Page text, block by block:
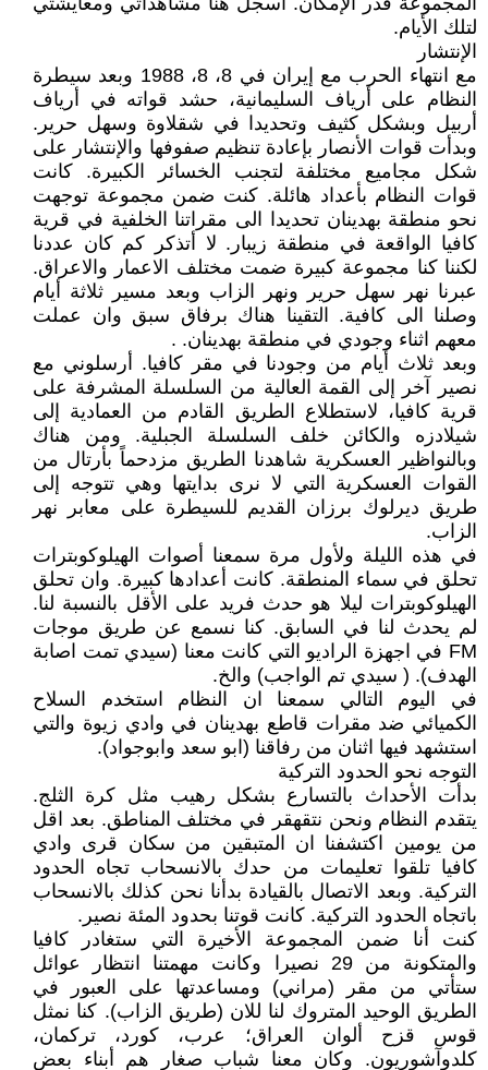
لتلك الأيام.
الإنتشار
مع انتهاء الحرب مع إيران في 8، 8، 1988 وبعد سيطرة
النظام على أرياف السليمانية، حشد قواته في أرياف
أربيل وبشكل كثيف وتحديدا في شقلاوة وسهل حرير.
وبدأت قوات الأنصار بإعادة تنظيم صفوفها والإنتشار على
شكل مجاميع مختلفة لتجنب الخسائر الكبيرة. كانت
قوات النظام بأعداد هائلة. كنت ضمن مجموعة توجهت
نحو منطقة بهدينان تحديدا الى مقراتنا الخلفية في قرية
كافيا الواقعة في منطقة زيبار. لا أتذكر كم كان عددنا
لكننا كنا مجموعة كبيرة ضمت مختلف الاعمار والاعراق.
عبرنا نهر سهل حرير ونهر الزاب وبعد مسير ثلاثة أيام
وصلنا الى كافية. التقينا هناك برفاق سبق وان عملت
معهم اثناء وجودي في منطقة بهدينان. .
وبعد ثلاث أيام من وجودنا في مقر كافيا. أرسلوني مع
نصير آخر إلى القمة العالية من السلسلة المشرفة على
قرية كافيا، لاستطلاع الطريق القادم من العمادية إلى
شيلادزه والكائن خلف السلسلة الجبلية. ومن هناك
وبالنواظير العسكرية شاهدنا الطريق مزدحماً بأرتال من
القوات العسكرية التي لا نرى بدايتها وهي تتوجه إلى
طريق ديرلوك برزان القديم للسيطرة على معابر نهر
الزاب.
في هذه الليلة ولأول مرة سمعنا أصوات الهيلوكوبترات
تحلق في سماء المنطقة. كانت أعدادها كبيرة. وان تحلق
الهيلوكوبترات ليلا هو حدث فريد على الأقل بالنسبة لنا.
لم يحدث لنا في السابق. كنا نسمع عن طريق موجات
FM في اجهزة الراديو التي كانت معنا (سيدي تمت اصابة
الهدف). ( سيدي تم الواجب) والخ.
في اليوم التالي سمعنا ان النظام استخدم السلاح
الكميائي ضد مقرات قاطع بهدينان في وادي زيوة والتي
استشهد فيها اثنان من رفاقنا (ابو سعد وابوجواد).
التوجه نحو الحدود التركية
بدأت الأحداث بالتسارع بشكل رهيب مثل كرة الثلج.
يتقدم النظام ونحن نتقهقر في مختلف المناطق. بعد اقل
من يومين اكتشفنا ان المتبقين من سكان قرى وادي
كافيا تلقوا تعليمات من حدك بالانسحاب تجاه الحدود
التركية. وبعد الاتصال بالقيادة بدأنا نحن كذلك بالانسحاب
باتجاه الحدود التركية. كانت قوتنا بحدود المئة نصير.
كنت أنا ضمن المجموعة الأخيرة التي ستغادر كافيا
والمتكونة من 29 نصيرا وكانت مهمتنا انتظار عوائل
ستأتي من مقر (مراني) ومساعدتها على العبور في
الطريق الوحيد المتروك لنا للان (طريق الزاب). كنا نمثل
قوس قزح ألوان العراق؛ عرب، كورد، تركمان،
كلدوآشوريون. وكان معنا شباب صغار هم أبناء بعض